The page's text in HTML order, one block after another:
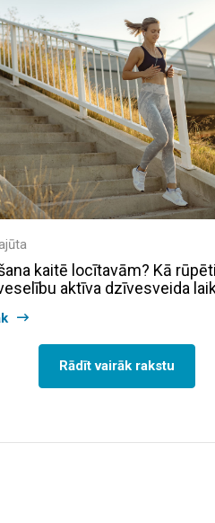
kaitē locītavām? Kā
aktīva dzīvesveida
Rādīt vairāk rakstu